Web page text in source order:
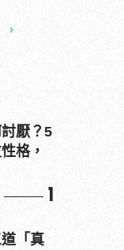
厭？5
格，
1
「真